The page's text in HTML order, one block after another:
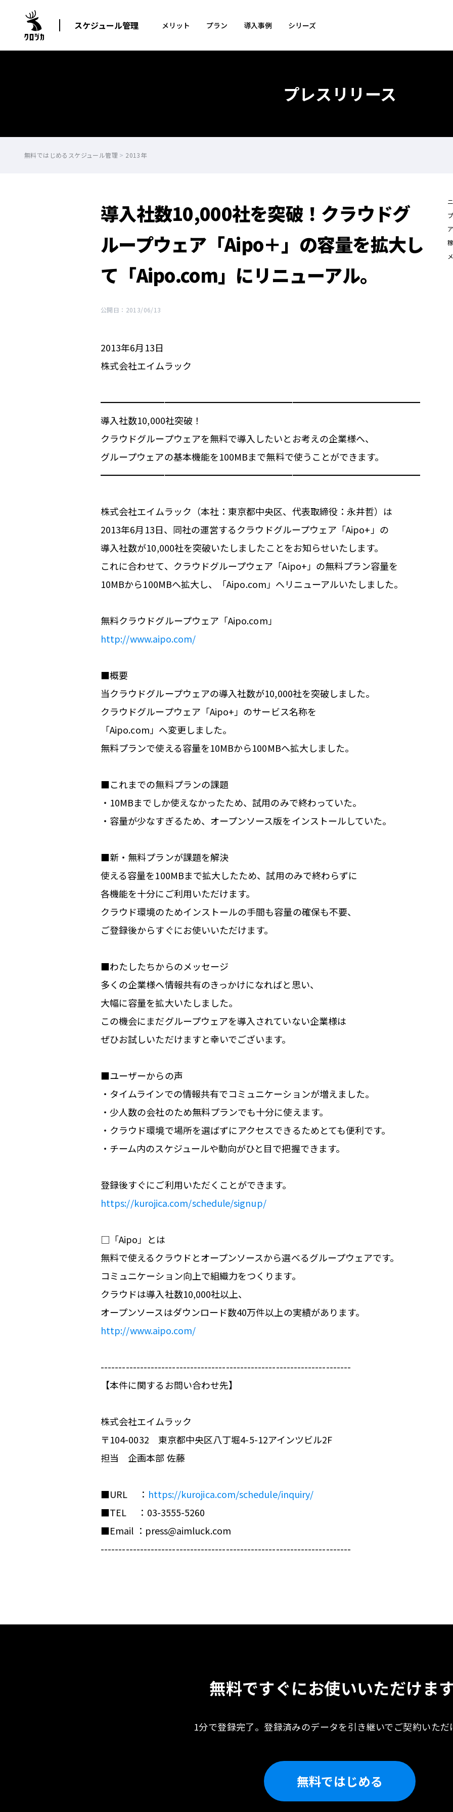
スケジュール管理 メリット プラン 導入事例 シリーズ
プレスリリース
無料ではじめるスケジュール管理 > 2013年
導入社数10,000社を突破！クラウドグ
ループウェア「Aipo＋」の容量を拡大し
て「Aipo.com」にリニューアル。
公開日：2013/06/13
2013年6月13日
株式会社エイムラック
━━━━━━━━━━━━━━━━━━━━━━━━━━━━━━━━━━━
導入社数10,000社突破！
クラウドグループウェアを無料で導入したいとお考えの企業様へ、
グループウェアの基本機能を100MBまで無料で使うことができます。
━━━━━━━━━━━━━━━━━━━━━━━━━━━━━━━━━━━
株式会社エイムラック（本社：東京都中央区、代表取締役：永井哲）は
2013年6月13日、同社の運営するクラウドグループウェア「Aipo+」の
導入社数が10,000社を突破いたしましたことをお知らせいたします。
これに合わせて、クラウドグループウェア「Aipo+」の無料プラン容量を
10MBから100MBへ拡大し、「Aipo.com」へリニューアルいたしました。
無料クラウドグループウェア「Aipo.com」
http://www.aipo.com/
■概要
当クラウドグループウェアの導入社数が10,000社を突破しました。
クラウドグループウェア「Aipo+」のサービス名称を
「Aipo.com」へ変更しました。
無料プランで使える容量を10MBから100MBへ拡大しました。
■これまでの無料プランの課題
・10MBまでしか使えなかったため、試用のみで終わっていた。
・容量が少なすぎるため、オープンソース版をインストールしていた。
■新・無料プランが課題を解決
使える容量を100MBまで拡大したため、試用のみで終わらずに
各機能を十分にご利用いただけます。
クラウド環境のためインストールの手間も容量の確保も不要、
ご登録後からすぐにお使いいただけます。
■わたしたちからのメッセージ
多くの企業様へ情報共有のきっかけになればと思い、
大幅に容量を拡大いたしました。
この機会にまだグループウェアを導入されていない企業様は
ぜひお試しいただけますと幸いでございます。
■ユーザーからの声
・タイムラインでの情報共有でコミュニケーションが増えました。
・少人数の会社のため無料プランでも十分に使えます。
・クラウド環境で場所を選ばずにアクセスできるためとても便利です。
・チーム内のスケジュールや動向がひと目で把握できます。
登録後すぐにご利用いただくことができます。
https://kurojica.com/schedule/signup/
□「Aipo」とは
無料で使えるクラウドとオープンソースから選べるグループウェアです。
コミュニケーション向上で組織力をつくります。
クラウドは導入社数10,000社以上、
オープンソースはダウンロード数40万件以上の実績があります。
http://www.aipo.com/
----------------------------------------------------------------------
【本件に関するお問い合わせ先】
株式会社エイムラック
〒104-0032 東京都中央区八丁堀4-5-12アインツビル2F
担当 企画本部 佐藤
■URL ： https://kurojica.com/schedule/inquiry/
■TEL ：03-3555-5260
■Email ：press@aimluck.com
----------------------------------------------------------------------
無料ですぐにお使いいただけます
1分で登録完了。登録済みのデータを引き継いでご契約いただ
無料ではじめる